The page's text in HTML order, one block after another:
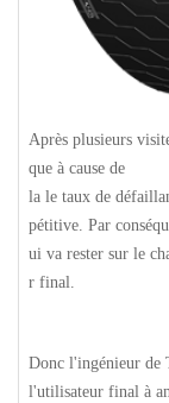
Après plusieurs
que à cause de
la le taux de
pétitive. Par
ui va rester sur le
r final.
Donc l'ingénieur de
l'utilisateur final à